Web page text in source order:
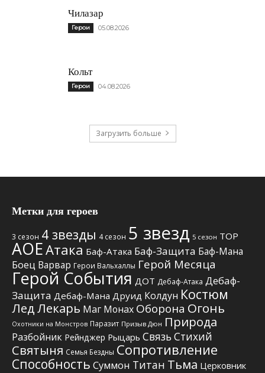
Чилазар
Герои 05.08.2026
Кольт
Герои 04.08.2026
Загрузить больше
Метки для героев
3 сезон 4 звезды 4 сезон 5 звезд 5 сезон TOP
АОЕАтака Баф-Атака Баф-Защита Баф-Мана
Боец Варвар Герои Вальхаллы Герой Месяца
Герой События ДОТ Дебаф-Атака Дебаф-
Защита Дебаф-Мана Друид Колдун Костюм
ЛедЛекарь Маг Монах Оборона Огонь
Охотники на Монстров Паразит Призыв Дюн Природа
Разбойник Рейнджер Рыцарь Связь Стихий
Святыня Семья Бездны Сопротивление
Способность Суммон Титан Тьма Церковник